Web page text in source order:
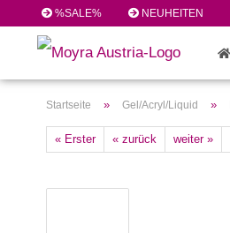
%SALE% NEUHEITEN
Startseite » Gel/Acryl/Liquid »
« Erster « zurück weiter »